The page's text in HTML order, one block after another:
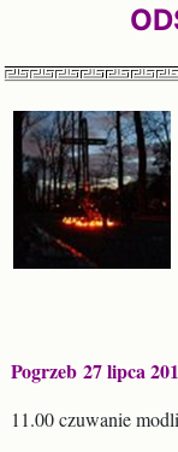
Pogrzeb 27 lipca
11.00 czuwanie